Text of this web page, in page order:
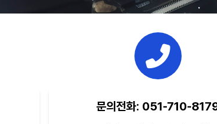
문의전화: 051-710-